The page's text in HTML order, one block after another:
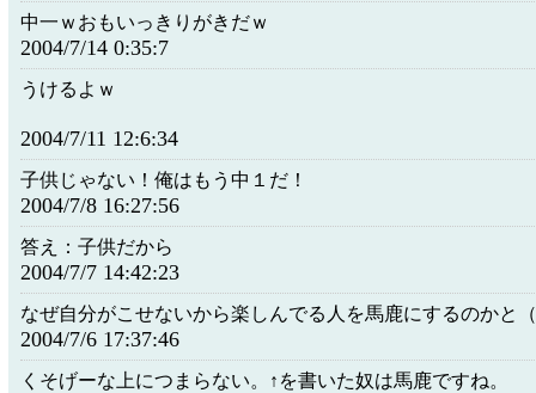
中一ｗおもいっきりがきだｗ
2004/7/14 0:35:7
うけるよｗ
2004/7/11 12:6:34
子供じゃない！俺はもう中１だ！
2004/7/8 16:27:56
答え：子供だから
2004/7/7 14:42:23
なぜ自分がこせないから楽しんでる人を馬鹿にするのかと
2004/7/6 17:37:46
くそげーな上につまらない。↑を書いた奴は馬鹿ですね。